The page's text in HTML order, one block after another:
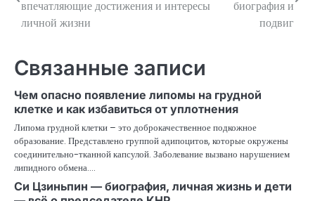
записям
впечатляющие достижения и интересы
личной жизни
биография и
подвиг
Связанные записи
Чем опасно появление липомы на грудной
клетке и как избавиться от уплотнения
Липома грудной клетки – это доброкачественное подкожное
образование. Представлено группой адипоцитов, которые окружены
соединительно-тканной капсулой. Заболевание вызвано нарушением
липидного обмена.…
Си Цзиньпин — биография, личная жизнь и дети